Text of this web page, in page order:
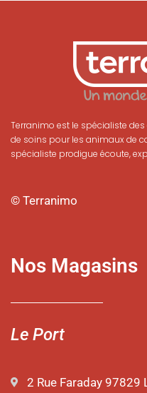
Terranimo est le spécialiste
de soins pour les animaux de
spécialiste prodigue écoute,
© Terranimo
Nos Magasins
Le Port
2 Rue Faraday 97829